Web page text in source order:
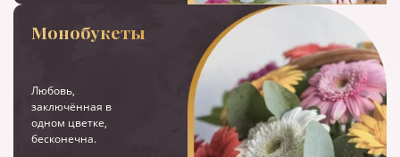
Монобукеты
Любовь,
заключённая в
одном цветке,
бесконечна.